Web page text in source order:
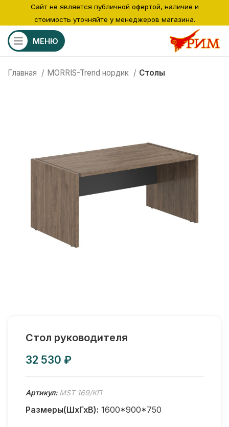
МЕНЮ
Главная MORRIS-Trend нордик Столы
Стол руководителя
₽
Артикул: MST 169/КП
Размеры(ШхГхВ): 1600*900*750
Сайт не является публичной офертой, наличие и
стоимость уточняйте у менеджеров магазина.